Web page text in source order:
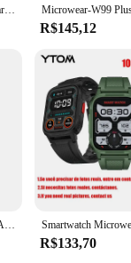
Microwear Amoled Screen Smart Watch para homens e mulheres, mensagem de música local, fotos do álbum, W99 Plus, W99 Plus, 45mm, 2023
R$145,12
Relógio Inteligente Microwear Amoled para Homens e Mulheres, Chamada Bluetooth, Frequência Cardíaca, Jogo NFC, Bússola OS10, W99 Plus, 1GB, 45mm, 2.0"
R$133,70